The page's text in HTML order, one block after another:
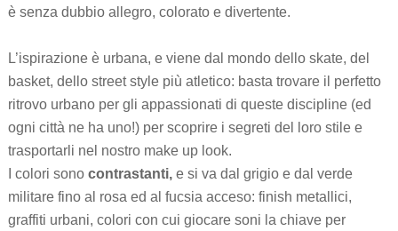
è senza dubbio allegro, colorato e divertente.
L’ispirazione è urbana, e viene dal mondo dello skate, del
basket, dello street style più atletico: basta trovare il perfetto
ritrovo urbano per gli appassionati di queste discipline (ed
ogni città ne ha uno!) per scoprire i segreti del loro stile e
trasportarli nel nostro make up look.
I colori sono contrastanti,e si va dal grigio e dal verde
militare fino al rosa ed al fucsia acceso: finish metallici,
graffiti urbani, colori con cui giocare soni la chiave per